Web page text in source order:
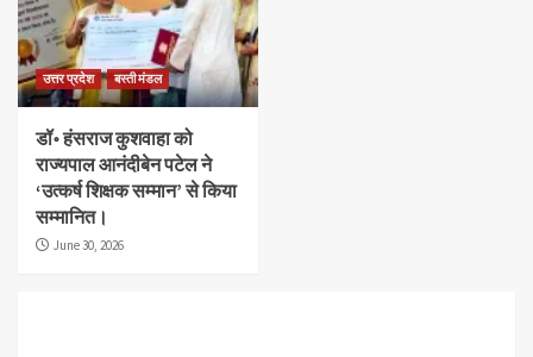
उत्तर प्रदेश बस्ती मंडल
डॉ॰ हंसराज कुशवाहा को
राज्यपाल आनंदीबेन पटेल ने
‘उत्कर्ष शिक्षक सम्मान’ से किया
सम्मानित।
June 30, 2026